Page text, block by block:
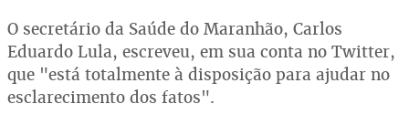
O secretário da Saúde do Maranhão, Carlos
Eduardo Lula, escreveu, em sua conta no Twitter,
que "está totalmente à disposição para ajudar no
esclarecimento dos fatos".